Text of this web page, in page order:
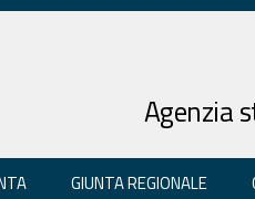
Agenzia
GIUNTA REGIONALE